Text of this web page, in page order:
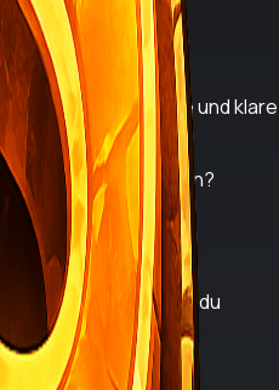
ein wenig Zeit. Gute und klare
Teams werden?
Erfahrungen bringst du